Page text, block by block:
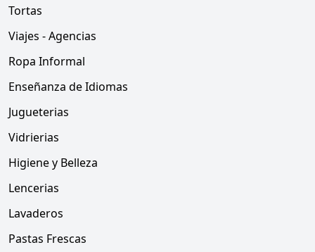
Tortas
Viajes - Agencias
Ropa Informal
Enseñanza de Idiomas
Jugueterias
Vidrierias
Higiene y Belleza
Lencerias
Lavaderos
Pastas Frescas